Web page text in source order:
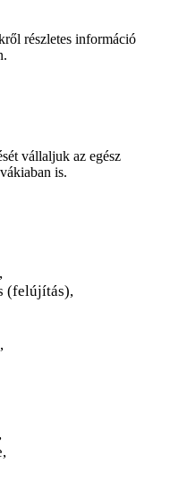
részletes információ
vállaljuk az egész
is.
(felújítás),